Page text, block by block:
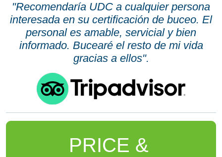
"Recomendaría UDC a cualquier persona
interesada en su certificación de buceo. El
personal es amable, servicial y bien
informado. Bucearé el resto de mi vida
gracias a ellos".
PRICE &